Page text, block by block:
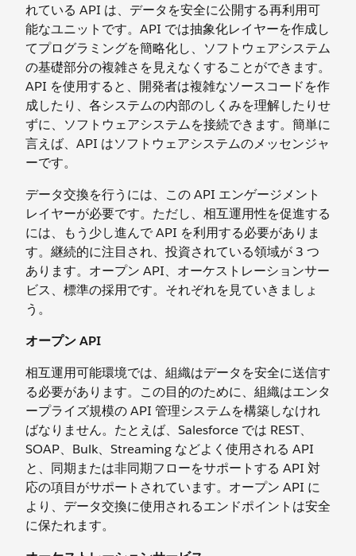
れている API は、データを安全に公開する再利用可
能なユニットです。API では抽象化レイヤーを作成し
てプログラミングを簡略化し、ソフトウェアシステム
の基礎部分の複雑さを見えなくすることができます。
API を使用すると、開発者は複雑なソースコードを作
成したり、各システムの内部のしくみを理解したりせ
ずに、ソフトウェアシステムを接続できます。簡単に
言えば、API はソフトウェアシステムのメッセンジャ
ーです。
データ交換を行うには、この API エンゲージメント
レイヤーが必要です。ただし、相互運用性を促進する
には、もう少し進んで API を利用する必要がありま
す。継続的に注目され、投資されている領域が 3 つ
あります。オープン API、オーケストレーションサー
ビス、標準の採用です。それぞれを見ていきましょ
う。
オープン API
相互運用可能環境では、組織はデータを安全に送信す
る必要があります。この目的のために、組織はエンタ
ープライズ規模の API 管理システムを構築しなけれ
ばなりません。たとえば、Salesforce では REST、
SOAP、Bulk、Streaming などよく使用される API
と、同期または非同期フローをサポートする API 対
応の項目がサポートされています。オープン API に
より、データ交換に使用されるエンドポイントは安全
に保たれます。